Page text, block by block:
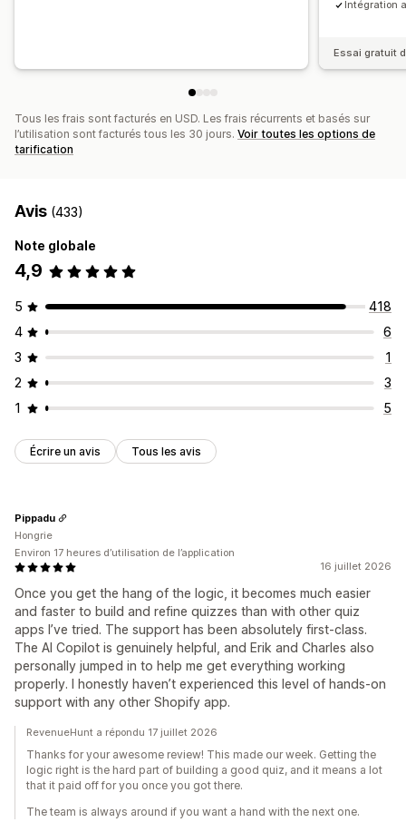
Intégration
Essai gratuit
Tous les frais sont facturés en USD. Les frais récurrents et basés sur
l’utilisation sont facturés tous les 30 jours. Voir toutes les options de
tarification
Avis (433)
Note globale
4,9
5
418
4
6
3
1
2
3
1
5
Écrire un avis Tous les avis
16 juillet 2026
Once you get the hang of the logic, it becomes much easier
and faster to build and refine quizzes than with other quiz
apps I’ve tried. The support has been absolutely first-class.
The AI Copilot is genuinely helpful, and Erik and Charles also
personally jumped in to help me get everything working
properly. I honestly haven’t experienced this level of hands-on
support with any other Shopify app.
Pippadu
Hongrie
Environ 17 heures d’utilisation de l’application
RevenueHunt a répondu 17 juillet 2026
Thanks for your awesome review! This made our week. Getting the
logic right is the hard part of building a good quiz, and it means a lot
that it paid off for you once you got there.
The team is always around if you want a hand with the next one.